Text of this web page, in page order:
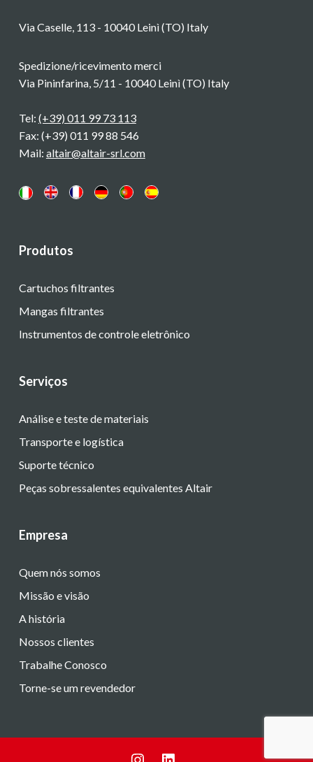
Via Caselle, 113 - 10040 Leinì (TO) Italy
Spedizione/ricevimento merci
Via Pininfarina, 5/11 - 10040 Leinì (TO) Italy
Tel: (+39) 011 99 73 113
Fax: (+39) 011 99 88 546
Mail: altair@altair-srl.com
Produtos
Cartuchos filtrantes
Mangas filtrantes
Instrumentos de controle eletrônico
Serviços
Análise e teste de materiais
Transporte e logística
Suporte técnico
Peças sobressalentes equivalentes Altair
Empresa
Quem nós somos
Missão e visão
A história
Nossos clientes
Trabalhe Conosco
Torne-se um revendedor
Instagram